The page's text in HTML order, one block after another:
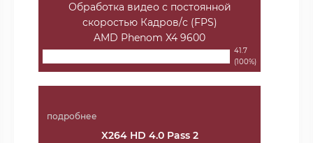
Обработка видео с постоянной
скоростью Кадров/с (FPS)
AMD Phenom X4 9600
41.7
(100%)
подробнее
X264 HD 4.0 Pass 2